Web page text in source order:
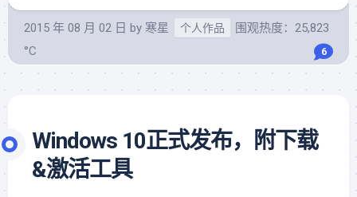
2015 年 08 月 02 日 by 寒星 个人作品
围观热度：25,823
°C
6
Windows 10正式发布，附下载
&激活工具